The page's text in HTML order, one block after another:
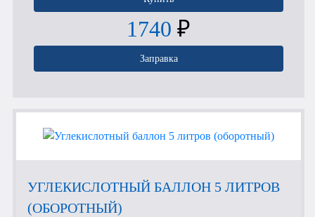
1740 ₽
Заправка
УГЛЕКИСЛОТНЫЙ БАЛЛОН 5 ЛИТРОВ
(ОБОРОТНЫЙ)